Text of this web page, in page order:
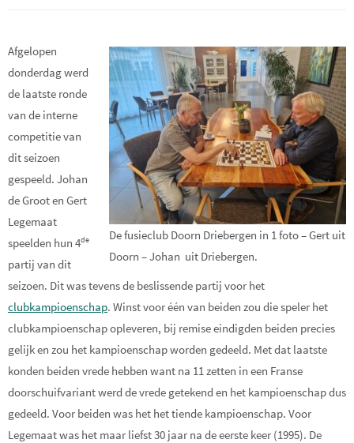
De fusieclub Doorn Driebergen in 1 foto – Gert uit
Doorn – Johan uit Driebergen.
Afgelopen
donderdag werd
de laatste ronde
van de interne
competitie van
dit seizoen
gespeeld. Johan
de Groot en Gert
Legemaat
speelden hun 4de
partij van dit
seizoen. Dit was tevens de beslissende partij voor het
clubkampioenschap. Winst voor één van beiden zou die speler het
clubkampioenschap opleveren, bij remise eindigden beiden precies
gelijk en zou het kampioenschap worden gedeeld. Met dat laatste
konden beiden vrede hebben want na 11 zetten in een Franse
doorschuifvariant werd de vrede getekend en het kampioenschap dus
gedeeld. Voor beiden was het het tiende kampioenschap. Voor
Legemaat was het maar liefst 30 jaar na de eerste keer (1995). De